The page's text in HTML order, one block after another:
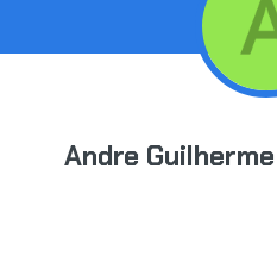
Andre